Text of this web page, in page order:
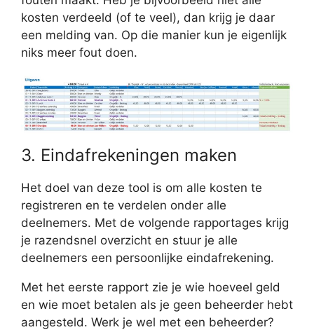
kosten verdeeld (of te veel), dan krijg je daar
een melding van. Op die manier kun je eigenlijk
niks meer fout doen.
3. Eindafrekeningen maken
Het doel van deze tool is om alle kosten te
registreren en te verdelen onder alle
deelnemers. Met de volgende rapportages krijg
je razendsnel overzicht en stuur je alle
deelnemers een persoonlijke eindafrekening.
Met het eerste rapport zie je wie hoeveel geld
en wie moet betalen als je geen beheerder hebt
aangesteld. Werk je wel met een beheerder?